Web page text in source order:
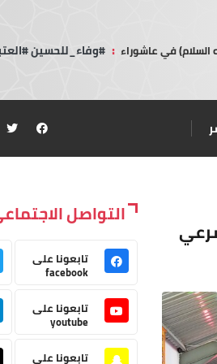
السلام) في عاشوراء : #وفاء_للحسين
التواصل
تابعونا على
facebook
تابعونا على
youtube
تابعونا على